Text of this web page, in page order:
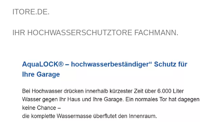
ITORE.DE.
IHR HOCHWASSERSCHUTZTORE FACHMANN.